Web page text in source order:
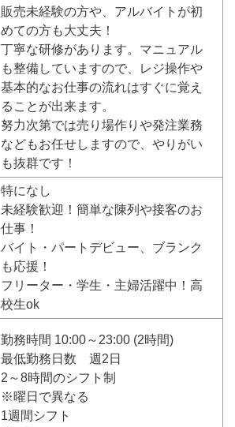
販売未経験の方や、アルバイトが初
めての方も大丈夫！
丁寧な研修があります。マニュアル
も整備していますので、レジ操作や
基本的なお仕事の流れはすぐに覚え
ることが出来ます。
努力次第では売り場作りや発注業務
などもお任せしますので、やりがい
も抜群です！
特になし
未経験歓迎！簡単な陳列や接客のお
仕事！
バイト・パートデビュー、ブランク
も応援！
フリーター・学生・主婦活躍中！高
校生ok
勤務時間 10:00～23:00 (2時間)
最低勤務日数 週2日
2～8時間のシフト制
※曜日で異なる
1週間シフト